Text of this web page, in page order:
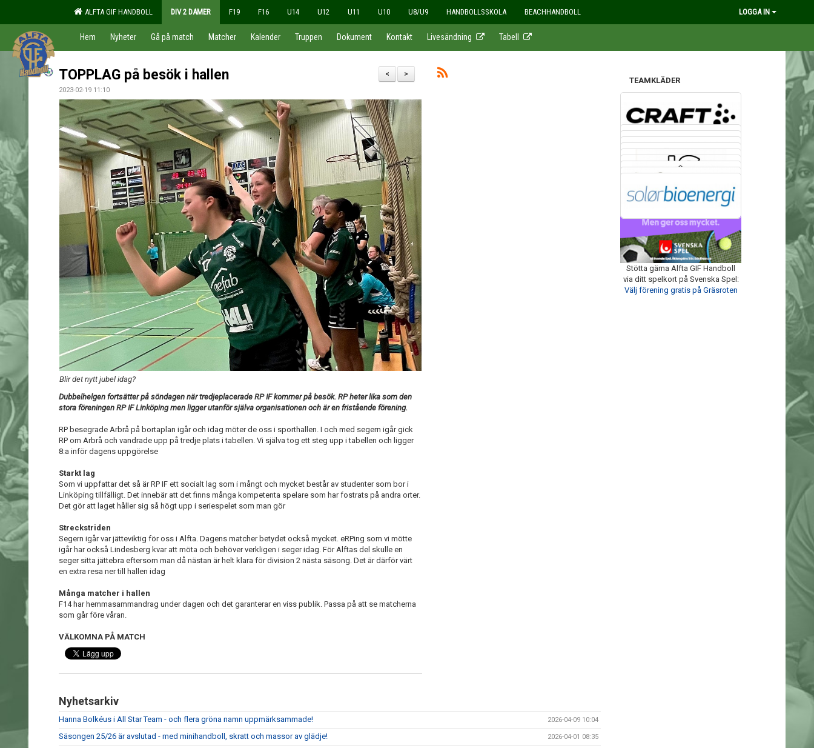
ALFTA GIF HANDBOLL DIV 2 DAMER F19 F16 U14 U12 U11 U10 U8/U9 HANDBOLLSSKOLA BEACHHANDBOLL LOGGA IN
Hem Nyheter Gå på match Matcher Kalender Truppen Dokument Kontakt Livesändning Tabell
>
<
TOPPLAG på besök i hallen
2023-02-19 11:10
Blir det nytt jubel idag?
Dubbelhelgen fortsätter på söndagen när tredjeplacerade RP IF kommer på besök. RP heter lika som den
stora föreningen RP IF Linköping men ligger utanför själva organisationen och är en fristående förening.
RP besegrade Arbrå på bortaplan igår och idag möter de oss i sporthallen. I och med segern igår gick
RP om Arbrå och vandrade upp på tredje plats i tabellen. Vi själva tog ett steg upp i tabellen och ligger
8:a inför dagens uppgörelse
Starkt lag
Som vi uppfattar det så är RP IF ett socialt lag som i mångt och mycket består av studenter som bor i
Linköping tillfälligt. Det innebär att det finns många kompetenta spelare som har fostrats på andra orter.
Det gör att laget håller sig så högt upp i seriespelet som man gör
Streckstriden
Segern igår var jätteviktig för oss i Alfta. Dagens matcher betydet också mycket. eRPing som vi mötte
igår har också Lindesberg kvar att möta och behöver verkligen i seger idag. För Alftas del skulle en
seger sitta jättebra eftersom man då nästan är helt klara för division 2 nästa säsong. Det är därför värt
en extra resa ner till hallen idag
Många matcher i hallen
F14 har hemmasammandrag under dagen och det garanterar en viss publik. Passa på att se matcherna
som går före våran.
VÄLKOMNA PÅ MATCH
Nyhetsarkiv
Hanna Bolkéus i All Star Team - och flera gröna namn uppmärksammade! 2026-04-09 10:04
Säsongen 25/26 är avslutad - med minihandboll, skratt och massor av glädje! 2026-04-01 08:35
TEAMKLÄDER
VÅRA SPONSORER
GRÄSROTEN
Stötta gärna Alfta GIF Handboll
via ditt spelkort på Svenska Spel:
Välj förening gratis på Gräsroten